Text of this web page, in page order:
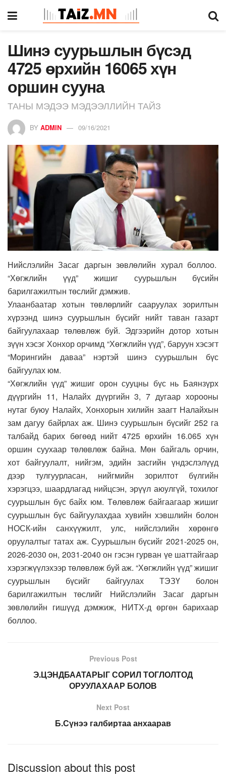
Шинэ суурьшлын бүсэд
4725 өрхийн 16065 хүн
оршин сууна
ТАНЫ МЭДЭЭ МЭДЭЭЛЛИЙН ТАЙЗ
BY ADMIN 09/16/2021
Нийслэлийн Засаг даргын зөвлөлийн хурал боллоо.
“Хөгжлийн үүд” жишиг суурьшлын бүсийн
барилгажилтын төслийг дэмжив.
Улаанбаатар хотын төвлөрлийг сааруулах зорилтын
хүрээнд шинэ суурьшлын бүсийг нийт таван газарт
байгуулахаар төлөвлөж буй. Эдгээрийн дотор хотын
зүүн хэсэг Хонхор орчимд “Хөгжлийн үүд”, баруун хэсэгт
“Морингийн даваа” нэртэй шинэ суурьшлын бүс
байгуулах юм.
“Хөгжлийн үүд” жишиг орон сууцны бүс нь Баянзүрх
дүүргийн 11, Налайх дүүргийн 3, 7 дугаар хорооны
нутаг буюу Налайх, Хонхорын хилийн заагт Налайхын
зам дагуу байрлах аж. Шинэ суурьшлын бүсийг 252 га
талбайд барих бөгөөд нийт 4725 өрхийн 16.065 хүн
оршин суухаар төлөвлөж байна. Мөн байгаль орчин,
хот байгуулалт, нийгэм, эдийн засгийн үндэслэлүүд
дээр тулгуурласан, нийгмийн зорилтот бүлгийн
хэрэгцээ, шаардлагад нийцсэн, эрүүл аюулгүй, тохилог
суурьшлын бүс байх юм. Төлөвлөж байгаагаар жишиг
суурьшлын бүс байгуулахдаа хувийн хэвшлийн болон
НОСК-ийн санхүүжилт, улс, нийслэлийн хөрөнгө
оруулалтыг татах аж. Суурьшлын бүсийг 2021-2025 он,
2026-2030 он, 2031-2040 он гэсэн гурван үе шаттайгаар
хэрэгжүүлэхээр төлөвлөж буй аж. “Хөгжлийн үүд” жишиг
суурьшлын бүсийг байгуулах ТЭЗҮ болон
барилгажилтын төслийг Нийслэлийн Засаг даргын
зөвлөлийн гишүүд дэмжиж, НИТХ-д өргөн барихаар
боллоо.
Previous Post
Э.ЦЭНДБААТАРЫГ СОРИЛ ТОГЛОЛТОД
ОРУУЛАХААР БОЛОВ
Next Post
Б.Сүнээ галбиртаа анхаарав
Discussion about this post